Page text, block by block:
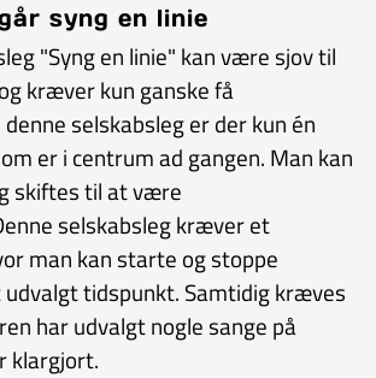
syng en linie
"Syng en linie" kan være sjov til
kræver kun ganske få
selskabsleg er der kun én
er i centrum ad gangen. Man kan
skiftes til at være
selskabsleg kræver et
man kan starte og stoppe
udvalgt tidspunkt. Samtidig kræves
har udvalgt nogle sange på
klargjort.